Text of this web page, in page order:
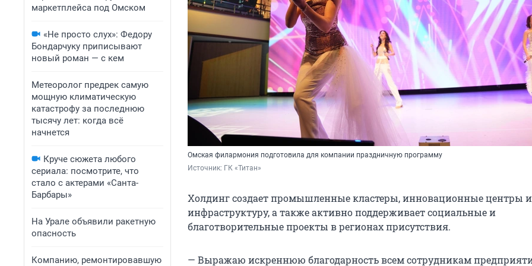
маркетплейса под Омском
«Не просто слух»: Федору
Бондарчуку приписывают
новый роман — с кем
Метеоролог предрек самую
мощную климатическую
катастрофу за последнюю
тысячу лет: когда всё
начнется
Круче сюжета любого
сериала: посмотрите, что
стало с актерами «Санта-
Барбары»
На Урале объявили ракетную
опасность
Компанию, ремонтировавшую
Омская филармония подготовила для компании праздничную программу
Источник: ГК «Титан»
Холдинг создает промышленные кластеры, инновационные центры и
инфраструктуру, а также активно поддерживает социальные и
благотворительные проекты в регионах присутствия.
— Выражаю искреннюю благодарность всем сотрудникам